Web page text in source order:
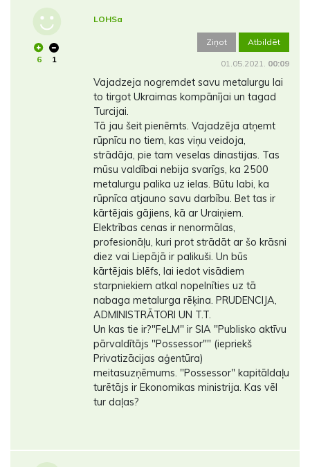
6 1
LOHSa
Ziņot Atbildēt
01.05.2021. 00:09
Vajadzeja nogremdet savu metalurgu lai
to tirgot Ukraimas kompānījai un tagad
Turcijai.
Tā jau šeit pienēmts. Vajadzēja atņemt
rūpnīcu no tiem, kas viņu veidoja,
strādāja, pie tam veselas dinastijas. Tas
mūsu valdībai nebija svarīgs, ka 2500
metalurgu palika uz ielas. Būtu labi, ka
rūpnīca atjauno savu darbību. Bet tas ir
kārtējais gājiens, kā ar Uraiņiem.
Elektrības cenas ir nenormālas,
profesionāļu, kuri prot strādāt ar šo krāsni
diez vai Liepājā ir palikuši. Un būs
kārtējais blēfs, lai iedot visādiem
starpniekiem atkal nopelnīties uz tā
nabaga metalurga rēķina. PRUDENCIJA,
ADMINISTRĀTORI UN T.T.
Un kas tie ir?"FeLM" ir SIA "Publisko aktīvu
pārvaldītājs "Possessor"" (iepriekš
Privatizācijas aģentūra)
meitasuzņēmums. "Possessor" kapitāldaļu
turētājs ir Ekonomikas ministrija. Kas vēl
tur daļas?